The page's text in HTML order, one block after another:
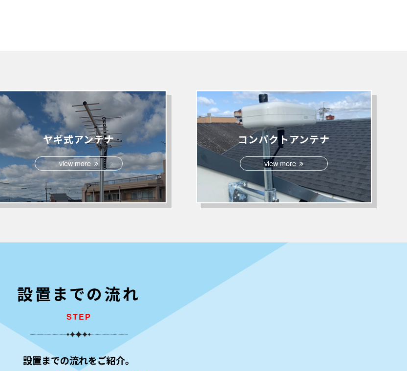
ヤギ式アンテナ
view more
コンパクトアンテナ
view more
設置までの流れ
STEP
設置までの流れをご紹介。